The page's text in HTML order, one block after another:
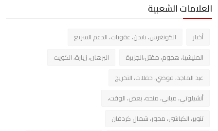
العلامات الشعبية
أخبار
الكونغرس، بايدن، عقوبات، الدعم السريع
المليشيا، هجوم، مقتل،الجزيرة
البرهان، زيارة، الكويت
عبد الماجد، فوضي، حفلات، التخريج
أنشيلوتي، مبابي، منحه، بعض، الوقت،
تنوير، الكباشي، محور، شمال كردفان